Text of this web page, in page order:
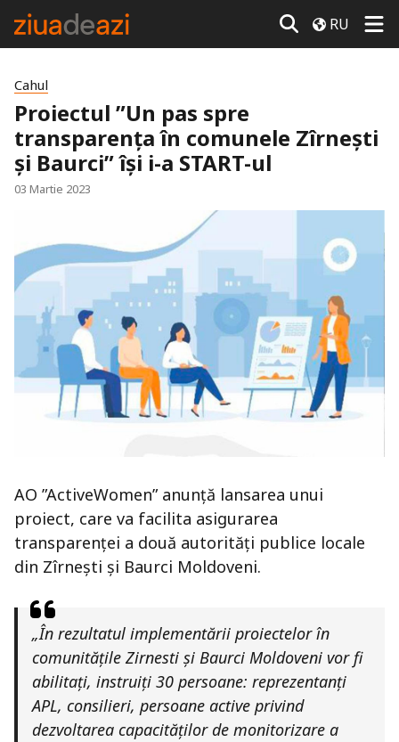
RU
Cahul
Proiectul ”Un pas spre
transparența în comunele Zîrnești
și Baurci” își i-a START-ul
03 Martie 2023
AO ”ActiveWomen” anunță lansarea unui
proiect, care va facilita asigurarea
transparenței a două autorități publice locale
din Zîrnești și Baurci Moldoveni.
„În rezultatul implementării proiectelor în
comunitățile Zirnesti și Baurci Moldoveni vor fi
abilitați, instruiți 30 persoane: reprezentanți
APL, consilieri, persoane active privind
dezvoltarea capacităților de monitorizare a